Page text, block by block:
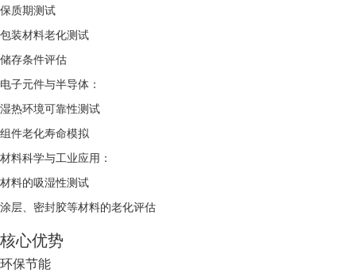
保质期测试
包装材料老化测试
储存条件评估
电子元件与半导体：
湿热环境可靠性测试
组件老化寿命模拟
材料科学与工业应用：
材料的吸湿性测试
涂层、密封胶等材料的老化评估
核心优势
环保节能